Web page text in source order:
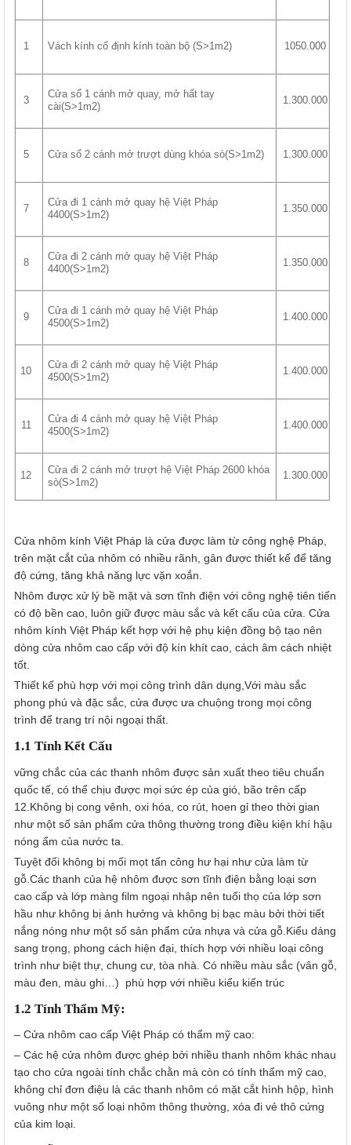
1 Vách kính cố định kính toàn bộ (S>1m2) 1050.000
3
Cửa sổ 1 cánh mở quay, mở hất tay
cài(S>1m2)
1.300.000
5 Cửa sổ 2 cánh mở trượt dùng khóa sò(S>1m2) 1.300.000
7
Cửa đi 1 cánh mở quay hệ Việt Pháp
4400(S>1m2)
1.350.000
8
Cửa đi 2 cánh mở quay hệ Việt Pháp
4400(S>1m2)
1.350.000
9
Cửa đi 1 cánh mở quay hệ Việt Pháp
4500(S>1m2)
1.400.000
10
Cửa đi 2 cánh mở quay hệ Việt Pháp
4500(S>1m2)
1.400.000
11
Cửa đi 4 cánh mở quay hệ Việt Pháp
4500(S>1m2)
1.400.000
12
Cửa đi 2 cánh mở trượt hệ Việt Pháp 2600 khóa
sò(S>1m2)
1.300.000
Cửa nhôm kính Việt Pháp là cửa được làm từ công nghệ Pháp,
trên mặt cắt của nhôm có nhiều rãnh, gân được thiết kế để tăng
độ cứng, tăng khả năng lực vặn xoắn.
Nhôm được xử lý bề mặt và sơn tĩnh điện với công nghệ tiên tiến
có độ bền cao, luôn giữ được màu sắc và kết cấu của cửa. Cửa
nhôm kính Việt Pháp kết hợp với hệ phụ kiện đồng bộ tạo nên
dòng cửa nhôm cao cấp với độ kín khít cao, cách âm cách nhiệt
tốt.
Thiết kế phù hợp với mọi công trình dân dụng,Với màu sắc
phong phú và đặc sắc, cửa được ưa chuộng trong mọi công
trình để trang trí nội ngoại thất.
1.1 Tính Kết Cấu
vững chắc của các thanh nhôm được sản xuất theo tiêu chuẩn
quốc tế, có thể chịu được mọi sức ép của gió, bão trên cấp
12.Không bị cong vênh, oxi hóa, co rút, hoen gỉ theo thời gian
như một số sản phẩm cửa thông thường trong điều kiện khí hậu
nóng ẩm của nước ta.
Tuyệt đối không bị mối mọt tấn công hư hại như cửa làm từ
gỗ.Các thanh của hệ nhôm được sơn tĩnh điện bằng loại sơn
cao cấp và lớp màng film ngoại nhập nên tuổi thọ của lớp sơn
hầu như không bị ảnh hưởng và không bị bạc màu bởi thời tiết
nắng nóng như một số sản phẩm cửa nhựa và cửa gỗ.Kiểu dáng
sang trọng, phong cách hiện đại, thích hợp với nhiều loại công
trình như biệt thự, chung cư, tòa nhà. Có nhiều màu sắc (vân gỗ,
màu đen, màu ghi…) phù hợp với nhiều kiểu kiến trúc
1.2 Tính Thẩm Mỹ:
– Cửa nhôm cao cấp Việt Pháp có thẩm mỹ cao:
– Các hệ cửa nhôm được ghép bởi nhiều thanh nhôm khác nhau
tạo cho cửa ngoài tính chắc chằn mà còn có tính thẩm mỹ cao,
không chỉ đơn điệu là các thanh nhôm có mặt cắt hình hộp, hình
vuông như một số loại nhôm thông thường, xóa đi vẻ thô cứng
của kim loại.